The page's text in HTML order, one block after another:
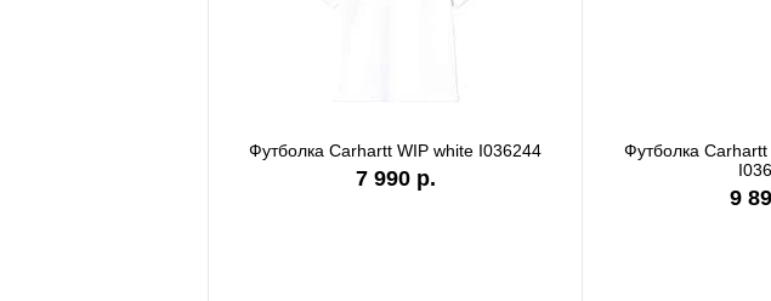
Футболка Carhartt WIP white I036244
Футболка Carhartt WIP garment dyed